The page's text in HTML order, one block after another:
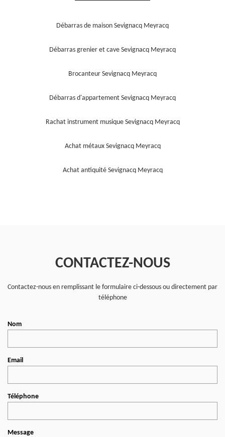
Débarras de maison Sevignacq Meyracq
Débarras grenier et cave Sevignacq Meyracq
Brocanteur Sevignacq Meyracq
Débarras d'appartement Sevignacq Meyracq
Rachat instrument musique Sevignacq Meyracq
Achat métaux Sevignacq Meyracq
Achat antiquité Sevignacq Meyracq
CONTACTEZ-NOUS
Contactez-nous en remplissant le formulaire ci-dessous ou directement par
téléphone
Nom
Email
Téléphone
Message